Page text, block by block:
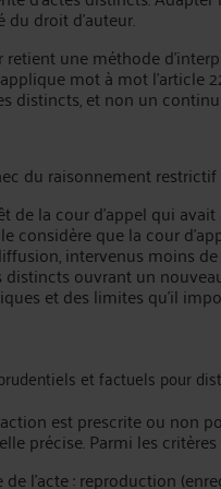
du droit d’auteur.
retient une méthode
mot à mot l’article
distincts, et non un
du raisonnement restrictif
de la cour d’appel qui
considère que la cour
intervenus moins
distincts ouvrant un
et des limites qu’il
et factuels pour
est prescrite ou non
précise. Parmi les
l’acte : reproduction